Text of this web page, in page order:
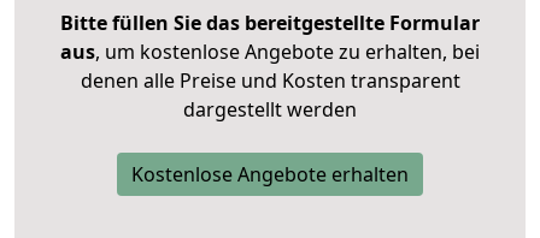
Bitte füllen Sie das bereitgestellte Formular
aus, um kostenlose Angebote zu erhalten, bei
denen alle Preise und Kosten transparent
dargestellt werden
Kostenlose Angebote erhalten